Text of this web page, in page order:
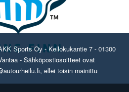
Sports Oy - Kellokukantie 7 - 01300
- Sähköpostiosoitteet ovat
ellei toisin mainittu